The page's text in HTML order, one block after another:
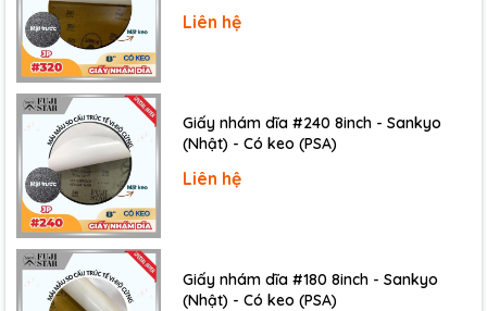
Liên hệ
Giấy nhám dĩa #240 8inch - Sankyo
(Nhật) - Có keo (PSA)
Liên hệ
Giấy nhám dĩa #180 8inch - Sankyo
(Nhật) - Có keo (PSA)